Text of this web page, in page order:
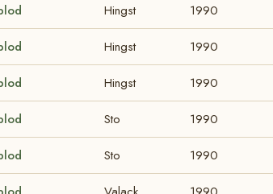
Hingst 1990
Hingst 1990
Hingst 1990
Sto 1990
Sto 1990